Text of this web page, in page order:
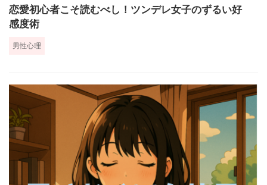
恋愛初心者こそ読むべし！ツンデレ女子のずるい好
感度術
男性心理